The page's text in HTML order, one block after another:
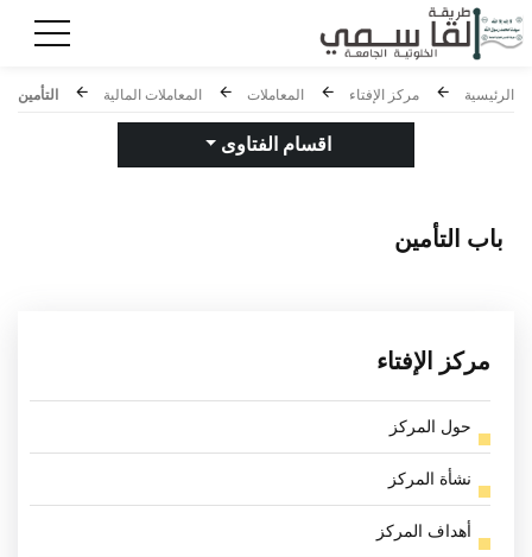
الرئيسية مركز الإفتاء المعاملات المعاملات المالية التأمين
اقسام الفتاوى
باب التأمين
مركز الإفتاء
حول المركز
نشأة المركز
أهداف المركز